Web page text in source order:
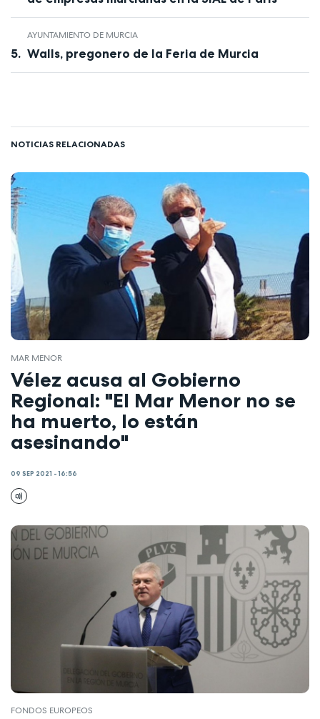
AYUNTAMIENTO DE MURCIA
Walls, pregonero de la Feria de Murcia
NOTICIAS RELACIONADAS
MAR MENOR
Vélez acusa al Gobierno
Regional: "El Mar Menor no se
ha muerto, lo están
asesinando"
09 SEP 2021 - 16:56
FONDOS EUROPEOS